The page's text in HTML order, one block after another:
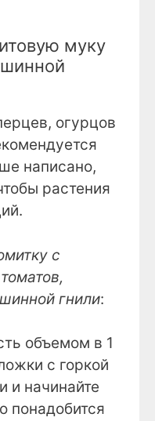
муку
огурцов
написано,
растения
с
гнили:
объемом в 1
с горкой
и начинайте
понадобится